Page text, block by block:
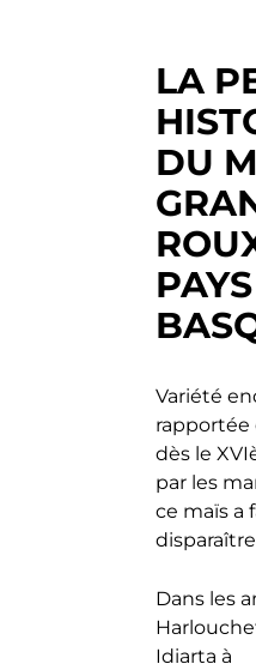
LA
DU
PAYS
Variété
rapportée
dès le
par les
ce maïs a
Dans les
Idiarta à